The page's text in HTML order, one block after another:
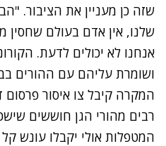
שזה כן מעניין את הציבור.
שלנו, אין אדם בעולם שחסין
אנחנו לא יכולים לדעת.
ושומרת עליהם עם ההורים
המקרה קיבל צו איסור
רבים מהורי הגן חוששים
המטפלות אולי יקבלו עונש קל